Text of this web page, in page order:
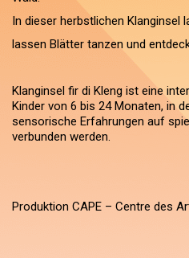
In dieser herbstlichen Klanginsel
lassen Blätter tanzen und
Klanginsel fir di Kleng ist eine
Kinder von 6 bis 24 Monaten, in
sensorische Erfahrungen auf
verbunden werden.
Produktion CAPE – Centre des